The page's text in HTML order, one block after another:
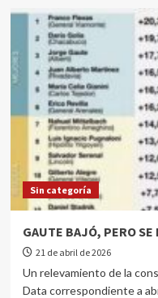
Sin categoría
GAUTE BAJÓ, PERO
21 de abril de 2026
Un relevamiento de la
Data correspondiente a